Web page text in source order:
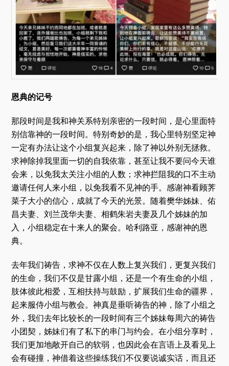
恩典的记号
那段时间是我和神关系特别亲密的一段时间，是心里面特
别信靠神的一段时间。特别奇妙的是，我心里特别坚定神
一定有办法让这个小组复兴起来，除了神以外别无拯救。
求神除掉我里面一切的自我依靠，甚至让我不要问今天谁
会来，以免我太关注小组的人数；求神拦阻我的口不主动
邀请任何人来小组，以免我看不见神的手。感谢神看顾荠
菜子大小的信心，成就了今天的光景。随着樊华姊妹、佑
昌夫妻、刘兰茂华夫妻、相鹤朱岩夫妻及几个姊妹的加
入，小组稳定在十来人的聚会。哈利路亚，感谢神的恩
典。
去年我们祷告，求神不仅在人数上复兴我们，更复兴我们
的生命，我们不仅是甘露小组，还是一个有生命的小组，
肢体彼此相爱，互相扶持与鼓励，扩展我们生命的疆界，
起来服侍小组与教会。神真是垂听祷告的神，除了小组之
外，我们去年比较长的一段时间有三个姊妹每周六的祷告
小团契，姊妹们有了私下的串门与约会。在小组分享时，
我们更加地敞开自己的软弱，也因此会在言语上及看见上
会有碰撞，神借着这些操练我们不仅要说诚实话，而且还